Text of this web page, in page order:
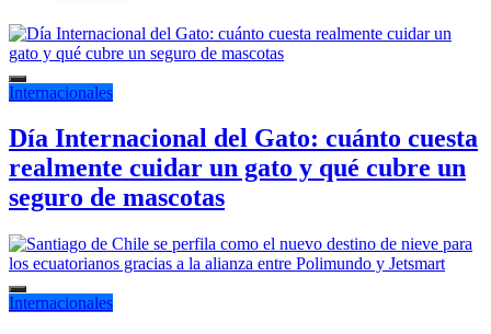
Internacionales
Día Internacional del Gato: cuánto cuesta
realmente cuidar un gato y qué cubre un
seguro de mascotas
Internacionales